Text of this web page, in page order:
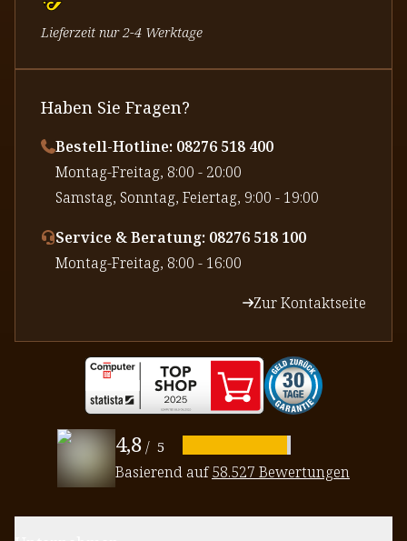
Lieferzeit nur 2-4 Werktage
Haben Sie Fragen?
Bestell-Hotline: 08276 518 400
⁠Montag-Freitag, 8:00 - 20:00
⁠Samstag, Sonntag, Feiertag, 9:00 - 19:00
Service & Beratung: 08276 518 100
⁠Montag-Freitag, 8:00 - 16:00
Zur Kontaktseite
4,8/ 5
Basierend auf58.527 Bewertungen